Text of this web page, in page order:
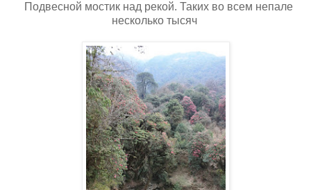
Подвесной мостик над рекой. Таких во всем непале
несколько тысяч